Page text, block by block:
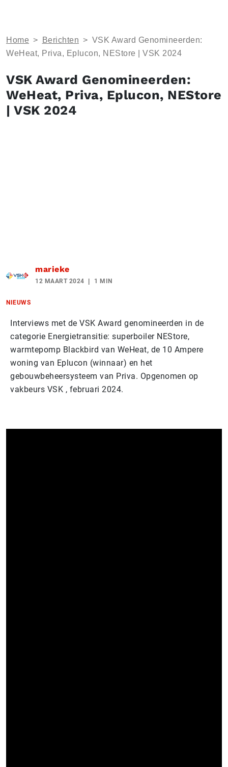
Home > Berichten > VSK Award Genomineerden:
WeHeat, Priva, Eplucon, NEStore | VSK 2024
VSK Award Genomineerden:
WeHeat, Priva, Eplucon, NEStore
| VSK 2024
marieke
12 MAART 2024 1 MIN
NIEUWS
Interviews met de VSK Award genomineerden in de
categorie Energietransitie: superboiler NEStore,
warmtepomp Blackbird van WeHeat, de 10 Ampere
woning van Eplucon (winnaar) en het
gebouwbeheersysteem van Priva. Opgenomen op
vakbeurs VSK , februari 2024.